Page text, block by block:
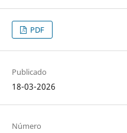
PDF
Publicado
18-03-2026
Número